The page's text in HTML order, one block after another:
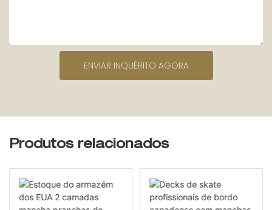
ENVIAR INQUÉRITO AGORA
Produtos relacionados